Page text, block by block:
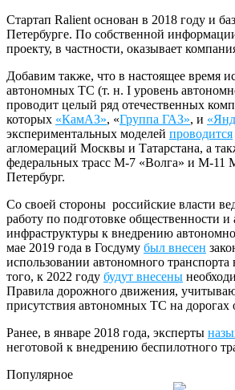
Стартап Ralient основан в 2018 году и
Петербурге. По собственной
проекту, в частности, оказывает
Добавим также, что в настоящее время
автономных ТС (т. н. I уровень
проводит целый ряд отечественных
которых «КамАЗ», «Группа ГАЗ», и
экспериментальных моделей проводится
агломераций Москвы и Татарстана, а
федеральных трасс М-7 «Волга» и М-11
Петербург.
Со своей стороны российские власти
работу по подготовке общественности
инфраструктуры к внедрению
мае 2019 года в Госдуму был внесен
использовании автономного
того, к 2022 году будут внесены
Правила дорожного движения,
присутствия автономных ТС на дорогах
Ранее, в январе 2018 года, эксперты
неготовой к внедрению беспилотного
Популярное